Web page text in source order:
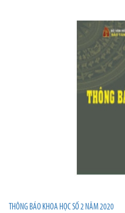
THÔNG BÁO KHOA HỌC SỐ 2 NĂM 2020